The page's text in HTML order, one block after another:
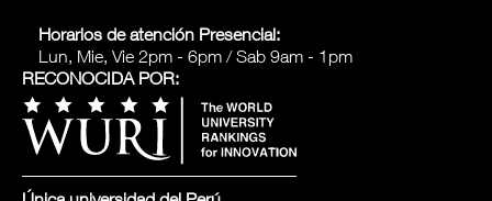
Horarios de atención Presencial:
Lun, Mie, Vie 2pm - 6pm / Sab 9am - 1pm
RECONOCIDA POR: